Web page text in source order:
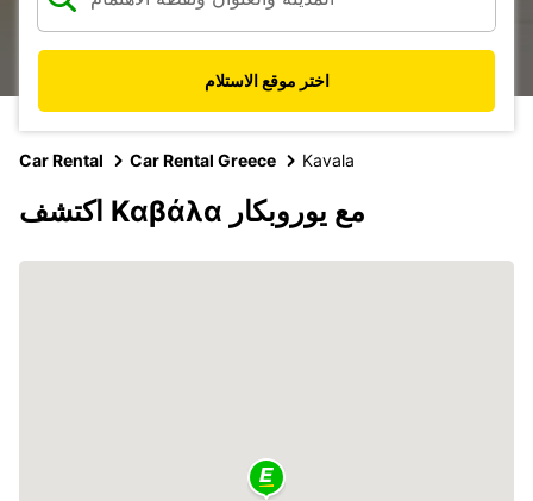
اختر موقع الاستلام
Car Rental Car Rental Greece Kavala
اكتشف Καβάλα مع يوروبكار